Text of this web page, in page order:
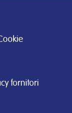
fornitori